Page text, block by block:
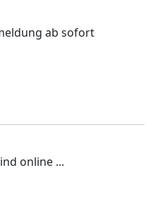
ab sofort
online ...